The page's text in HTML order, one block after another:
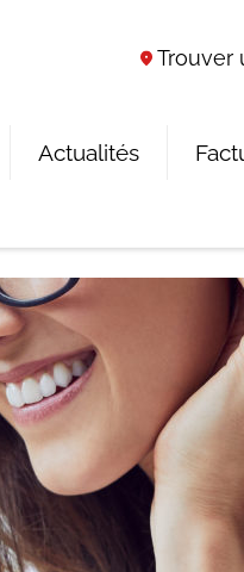
Trouver
Actualités